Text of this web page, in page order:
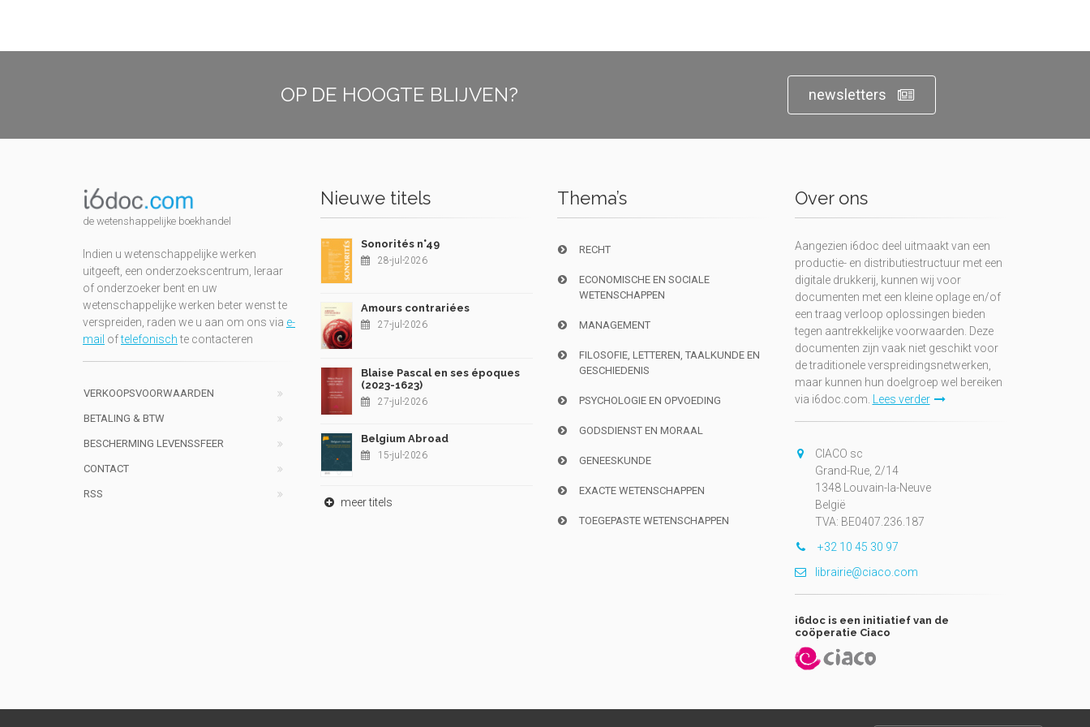
OP DE HOOGTE BLIJVEN? newsletters
de wetenshappelijke boekhandel
Indien u wetenschappelijke werken
uitgeeft, een onderzoekscentrum, leraar
of onderzoeker bent en uw
wetenschappelijke werken beter wenst te
verspreiden, raden we u aan om ons via e-
mail oftelefonischte contacteren
VERKOOPSVOORWAARDEN
BETALING & BTW
BESCHERMING LEVENSSFEER
CONTACT
RSS
Nieuwe titels
Sonorités n°49
28-jul-2026
Amours contrariées
27-jul-2026
Blaise Pascal en ses époques
(2023-1623)
27-jul-2026
Belgium Abroad
15-jul-2026
meer titels
Thema’s
RECHT
ECONOMISCHE EN SOCIALE
WETENSCHAPPEN
MANAGEMENT
FILOSOFIE, LETTEREN, TAALKUNDE EN
GESCHIEDENIS
PSYCHOLOGIE EN OPVOEDING
GODSDIENST EN MORAAL
GENEESKUNDE
EXACTE WETENSCHAPPEN
TOEGEPASTE WETENSCHAPPEN
Over ons
Aangezien i6doc deel uitmaakt van een
productie- en distributiestructuur met een
digitale drukkerij, kunnen wij voor
documenten met een kleine oplage en/of
een traag verloop oplossingen bieden
tegen aantrekkelijke voorwaarden. Deze
documenten zijn vaak niet geschikt voor
de traditionele verspreidingsnetwerken,
maar kunnen hun doelgroep wel bereiken
via i6doc.com. Lees verder
CIACO sc
Grand-Rue, 2/14
1348 Louvain-la-Neuve
België
TVA: BE0407.236.187
+32 10 45 30 97
librairie@ciaco.com
i6doc is een initiatief van de
coöperatie Ciaco